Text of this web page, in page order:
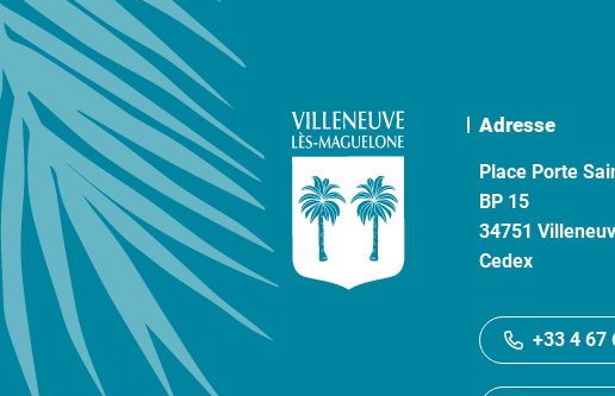
Adresse
Place Porte
BP 15
34751
Cedex
+33 4 67